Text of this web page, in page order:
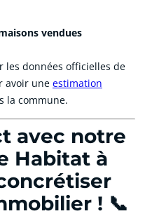
vendues
les données officielles de
avoir une estimation
la commune.
avec notre
Habitat à
! 📞